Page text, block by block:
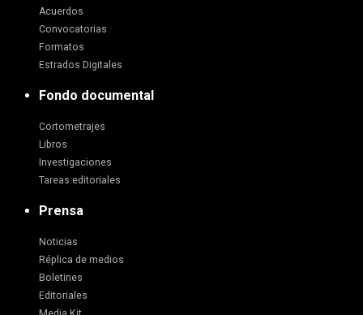
Acuerdos
Convocatorias
Formatos
Estrados Digitales
Fondo documental
Cortometrajes
Libros
Investigaciones
Tareas editoriales
Prensa
Noticias
Réplica de medios
Boletines
Editoriales